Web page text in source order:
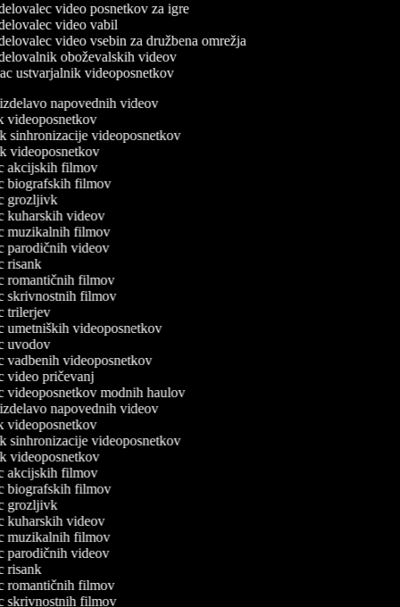
video posnetkov za igre
video vabil
video vsebin za družbena omrežja
oboževalskih videov
ustvarjalnik videoposnetkov
izdelavo napovednih videov
videoposnetkov
sinhronizacije videoposnetkov
videoposnetkov
akcijskih filmov
biografskih filmov
grozljivk
kuharskih videov
muzikalnih filmov
parodičnih videov
risank
romantičnih filmov
skrivnostnih filmov
trilerjev
umetniških videoposnetkov
uvodov
vadbenih videoposnetkov
video pričevanj
videoposnetkov modnih haulov
izdelavo napovednih videov
videoposnetkov
sinhronizacije videoposnetkov
videoposnetkov
akcijskih filmov
biografskih filmov
grozljivk
kuharskih videov
muzikalnih filmov
parodičnih videov
risank
romantičnih filmov
skrivnostnih filmov